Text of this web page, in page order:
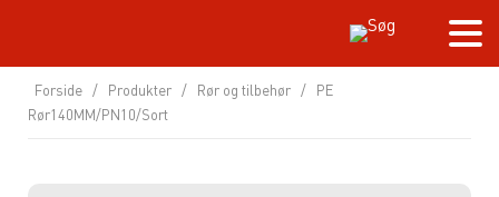
Forside / Produkter / Rør og tilbehør / PE
Rør140MM/PN10/Sort